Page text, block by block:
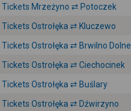
Tickets Mrzeżyno ⇄ Potoczek
Tickets Ostrołęka ⇄ Kluczewo
Tickets Ostrołęka ⇄ Brwilno Dolne
Tickets Ostrołęka ⇄ Ciechocinek
Tickets Ostrołęka ⇄ Buślary
Tickets Ostrołęka ⇄ Dźwirzyno